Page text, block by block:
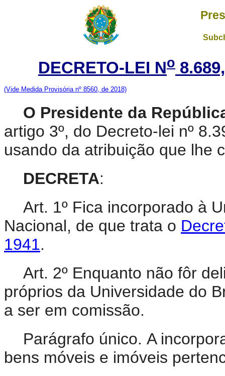
DECRETO-LEI No
(Vide Medida Provisória nº 8560, de 2018)
O Presidente da
artigo 3º, do Decreto-lei nº
usando da atribuição que lhe
DECRETA:
Art. 1º Fica incorporado à
Nacional, de que trata o
1941.
Art. 2º Enquanto não fôr
próprios da Universidade do
a ser em comissão.
Parágrafo único. A
bens móveis e imóveis